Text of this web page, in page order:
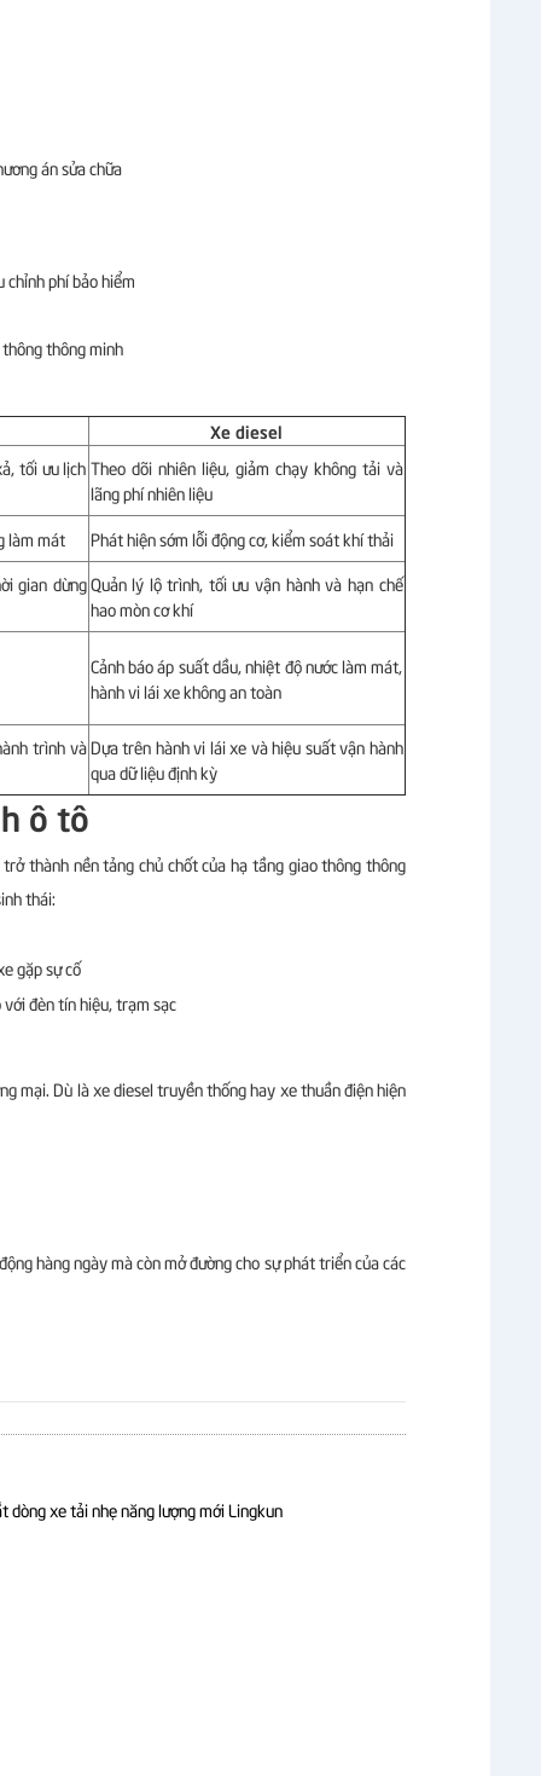
án sửa chữa
phí bảo hiểm
thông minh
Xe diesel
tối ưu lịch Theo dõi nhiên liệu, giảm chạy không tải và
lãng phí nhiên liệu
làm mát
Phát hiện sớm lỗi động cơ, kiểm soát khí thải
gian dừngQuản lý lộ trình, tối ưu vận hành và hạn chế
hao mòn cơ khí
Cảnh báo áp suất dầu, nhiệt độ nước làm mát,
hành vi lái xe không an toàn
trình vàDựa trên hành vi lái xe và hiệu suất vận hành
qua dữ liệu định kỳ
ô tô
thành nền tảng chủ chốt của hạ tầng giao thông thông
thái:
gặp sự cố
đèn tín hiệu, trạm sạc
mại. Dù là xe diesel truyền thống hay xe thuần điện hiện
hàng ngày mà còn mở đường cho sự phát triển của các
dòng xe tải nhẹ năng lượng mới Lingkun